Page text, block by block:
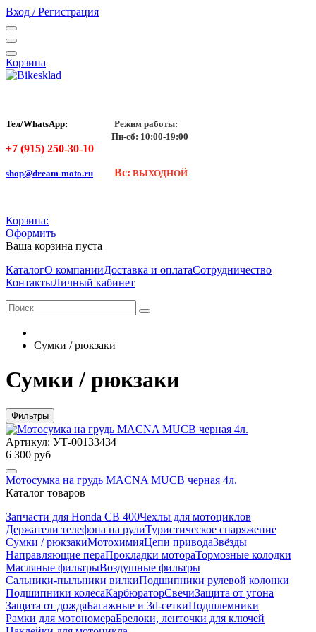
Вход / Регистрация
Корзина
Тел/WhatsApp:
Режим работы:
Пн-сб: 10:00-19:00
+7 (915) 250-30-10
shop@dream-moto.ru Вс: ВЫХОДНОЙ
Корзина:
Оформить
Ваша корзина пуста
КаталогО компанииДоставка и оплатаСотрудничество
КонтактыЛичный кабинет
Сумки / рюкзаки
Сумки / рюкзаки
Фильтры
Артикул: УТ-00133434
6 300 руб
Мотосумка на грудь MACNA MUCB черная 4л.
Каталог товаров
Запчасти для Honda CB 400Чехлы для мотоциклов
Держатели телефона на рулиТуристическое снаряжение
Сумки / рюкзакиМотохимияЦепи приводаЗвёзды
Направляющие пераПрокладки мотораТормозные колодки
Масляные фильтрыВоздушные фильтры
Сальники-пыльники вилкиПодшипники рулевой колонки
Подшипники колесаКарбюраторСвечиЗащита от угона
Защита от дождяБагажные и 3d-сеткиПодшлемники
Рамки для мотономераБрелоки, ленточки для ключей